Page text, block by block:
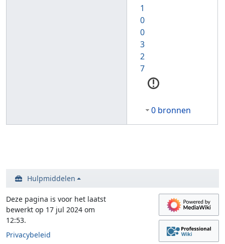
1
0
0
3
2
7
0 bronnen
Hulpmiddelen
Deze pagina is voor het laatst
bewerkt op 17 jul 2024 om
12:53.
Privacybeleid